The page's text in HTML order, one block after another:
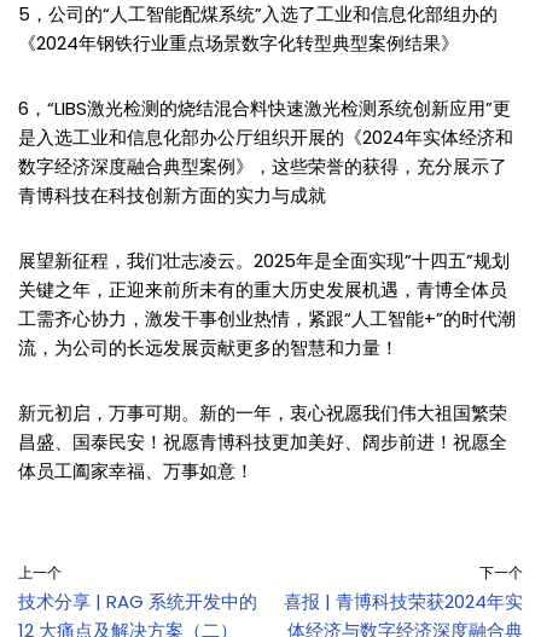
5，公司的“人工智能配煤系统”入选了工业和信息化部组办的
《2024年钢铁行业重点场景数字化转型典型案例结果》
6，“LIBS激光检测的烧结混合料快速激光检测系统创新应用”更
是入选工业和信息化部办公厅组织开展的《2024年实体经济和
数字经济深度融合典型案例》，这些荣誉的获得，充分展示了
青博科技在科技创新方面的实力与成就
展望新征程，我们壮志凌云。2025年是全面实现”十四五”规划
关键之年，正迎来前所未有的重大历史发展机遇，青博全体员
工需齐心协力，激发干事创业热情，紧跟“人工智能+”的时代潮
流，为公司的长远发展贡献更多的智慧和力量！
新元初启，万事可期。新的一年，衷心祝愿我们伟大祖国繁荣
昌盛、国泰民安！祝愿青博科技更加美好、阔步前进！祝愿全
体员工阖家幸福、万事如意！
上一个
技术分享 | RAG 系统开发中的
12 大痛点及解决方案（二）
下一个
喜报 | 青博科技荣获2024年实
体经济与数字经济深度融合典